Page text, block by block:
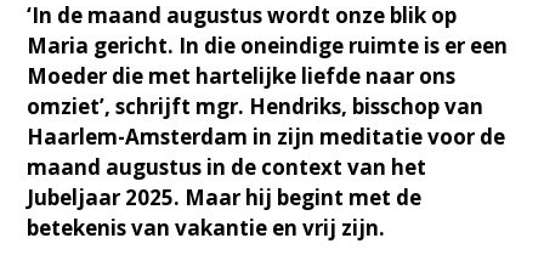
‘In de maand augustus wordt onze blik op
Maria gericht. In die oneindige ruimte is er een
Moeder die met hartelijke liefde naar ons
omziet’, schrijft mgr. Hendriks, bisschop van
Haarlem-Amsterdam in zijn meditatie voor de
maand augustus in de context van het
Jubeljaar 2025. Maar hij begint met de
betekenis van vakantie en vrij zijn.